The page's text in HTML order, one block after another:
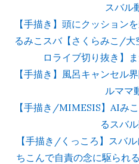
スバル
【手描き】頭にクッション
るみこスバ【さくらみこ/
ロライブ切り抜き】
【手描き】風呂キャンセル
ルママ
【手描き/MIMESIS】AIみ
るスバル
【手描き/くっころ】スバ
ちこんで自責の念に駆られ